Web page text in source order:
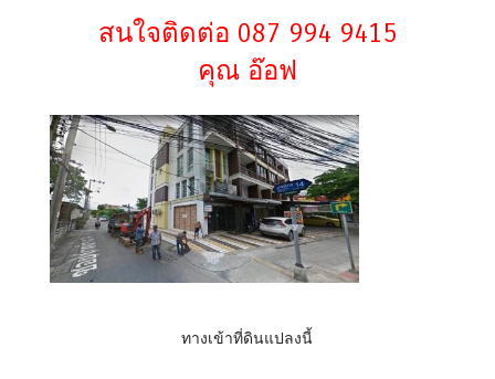
สนใจติดต่อ 087 994 9415
คุณ อ๊อฟ
ทางเข้าที่ดินแปลงนี้